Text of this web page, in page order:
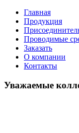
Главная
Продукция
Проводимые
Заказать
О компании
Контакты
Уважаемые